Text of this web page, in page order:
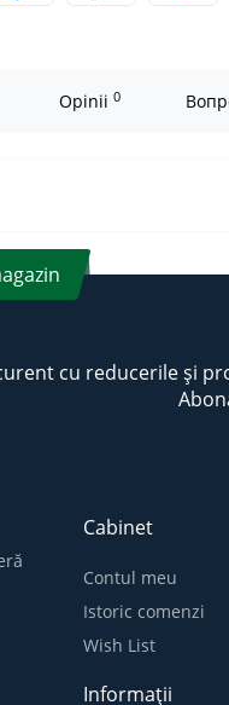
Opinii 0
cu reducerile și
Cabinet
Contul meu
Istoric comenzi
Wish List
Informații